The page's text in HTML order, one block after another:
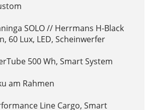
SOLO // Herrmans H-Black
60 Lux, LED, Scheinwerfer
500 Wh, Smart System
am Rahmen
Line Cargo, Smart